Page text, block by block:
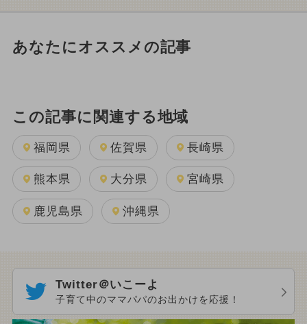
あなたにオススメの記事
この記事に関連する地域
福岡県 佐賀県 長崎県
熊本県 大分県 宮崎県
鹿児島県 沖縄県
Twitter＠いこーよ
子育て中のママパパのお出かけを応援！